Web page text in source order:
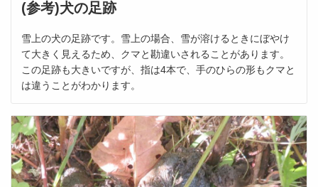
(参考)犬の足跡
雪上の犬の足跡です。雪上の場合、雪が溶けるときにぼやけ
て大きく見えるため、クマと勘違いされることがあります。
この足跡も大きいですが、指は4本で、手のひらの形もクマと
は違うことがわかります。